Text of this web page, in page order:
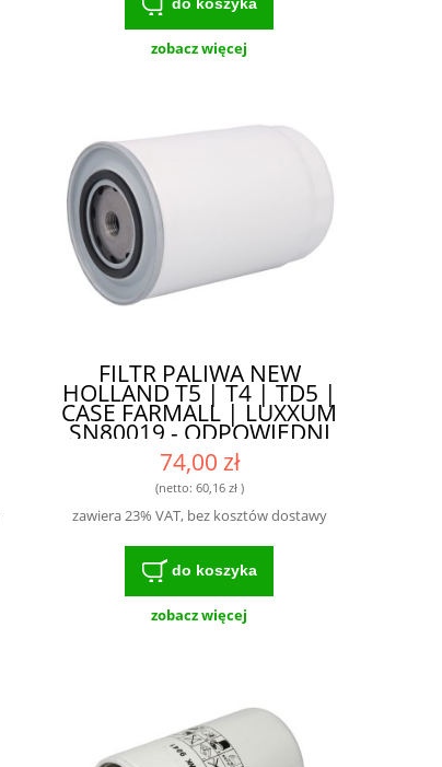
zobacz więcej
FILTR PALIWA NEW
HOLLAND T5 | T4 | TD5 |
CASE FARMALL | LUXXUM
SN80019 - ODPOWIEDNI
DO TRUDNYCH
WARUNKÓW PRACY
74,00 zł
(netto: 60,16 zł)
zawiera 23% VAT, bez kosztów dostawy
do koszyka
zobacz więcej